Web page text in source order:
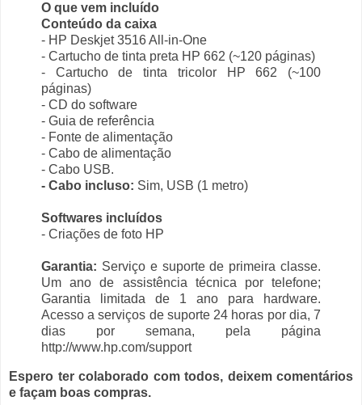
O que vem incluído
Conteúdo da caixa
- HP Deskjet 3516 All-in-One
- Cartucho de tinta preta HP 662 (~120 páginas)
- Cartucho de tinta tricolor HP 662 (~100
páginas)
- CD do software
- Guia de referência
- Fonte de alimentação
- Cabo de alimentação
- Cabo USB.
- Cabo incluso: Sim, USB (1 metro)
Softwares incluídos
- Criações de foto HP
Garantia: Serviço e suporte de primeira classe.
Um ano de assistência técnica por telefone;
Garantia limitada de 1 ano para hardware.
Acesso a serviços de suporte 24 horas por dia, 7
dias por semana, pela página
http://www.hp.com/support
Espero ter colaborado com todos, deixem comentários
e façam boas compras.